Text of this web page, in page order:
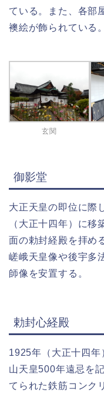
ている。また、各部
襖絵が飾られている。
玄関
御影堂
大正天皇の即位に際
（大正十四年）に移
面の勅封経殿を拝め
嵯峨天皇像や後宇多
師像を安置する。
勅封心経殿
1925年（大正十四
山天皇500年遠忌を記
てられた鉄筋コンク